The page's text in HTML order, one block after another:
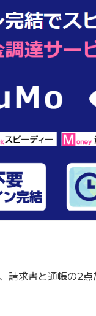
請求書と通帳の2